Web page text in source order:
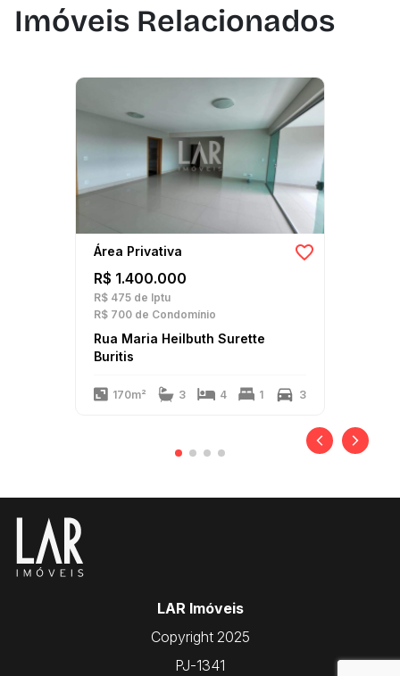
Imóveis Relacionados
Área Privativa
R$ 1.400.000
R$ 475 de Iptu
R$ 700 de Condomínio
Rua Maria Heilbuth Surette
Buritis
170m² 3 4 1 3
LAR Imóveis
Copyright 2025
PJ-1341